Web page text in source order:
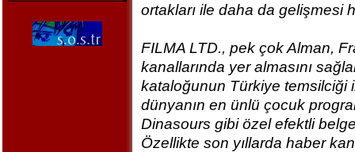
ortakları ile daha da gelişmesi
FILMA LTD., pek çok Alman,
kanallarında yer almasını
kataloğunun Türkiye temsilciği
dünyanın en ünlü çocuk
Dinasours gibi özel efektli
Özellikte son yıllarda haber